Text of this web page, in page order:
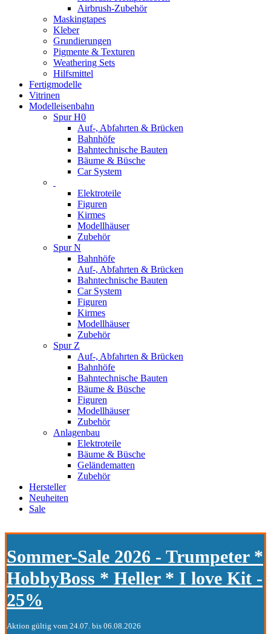
Airbrush-Zubehör
Maskingtapes
Kleber
Grundierungen
Pigmente & Texturen
Weathering Sets
Hilfsmittel
Fertigmodelle
Vitrinen
Modelleisenbahn
Spur H0
Auf-, Abfahrten & Brücken
Bahnhöfe
Bahntechnische Bauten
Bäume & Büsche
Car System
Elektroteile
Figuren
Kirmes
Modellhäuser
Zubehör
Spur N
Bahnhöfe
Auf-, Abfahrten & Brücken
Bahntechnische Bauten
Car System
Figuren
Kirmes
Modellhäuser
Zubehör
Spur Z
Auf-, Abfahrten & Brücken
Bahnhöfe
Bahntechnische Bauten
Bäume & Büsche
Figuren
Modellhäuser
Zubehör
Anlagenbau
Elektroteile
Bäume & Büsche
Geländematten
Zubehör
Hersteller
Neuheiten
Sale
Sommer-Sale 2026 - Trumpeter *
HobbyBoss * Heller * I love Kit -
25%
Aktion gültig vom 24.07. bis 06.08.2026